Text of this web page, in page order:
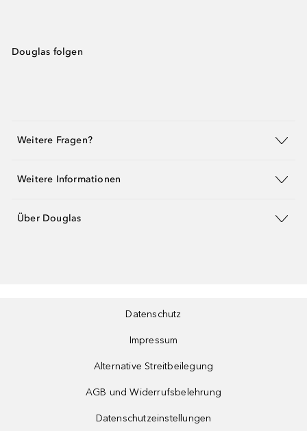
Douglas folgen
Weitere Fragen?
Weitere Informationen
Über Douglas
Datenschutz
Impressum
Alternative Streitbeilegung
AGB und Widerrufsbelehrung
Datenschutzeinstellungen